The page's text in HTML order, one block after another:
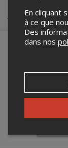
Achat de
Merci de
En cliquant
à ce que
Des
dans nos